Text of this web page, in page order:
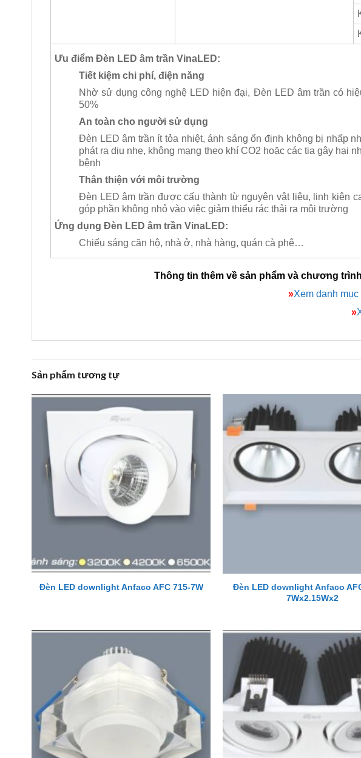
Ưu điểm Đèn LED âm trần VinaLED:
Tiết kiệm chi phí, điện năng
Nhờ sử dụng công nghệ LED hiện đại, Đèn LED âm trần có
50%
An toàn cho người sử dụng
Đèn LED âm trần ít tỏa nhiệt, ánh sáng ổn định không bị nhấp
phát ra dịu nhẹ, không mang theo khí CO2 hoặc các tia gây
bệnh
Thân thiện với môi trường
Đèn LED âm trần được cấu thành từ nguyên vật liệu, linh kiện
góp phần không nhỏ vào việc giảm thiểu rác thải ra môi trường
Ứng dụng Đèn LED âm trần VinaLED:
Chiếu sáng căn hộ, nhà ở, nhà hàng, quán cà phê…
Thông tin thêm về sản phẩm và chương
»Xem danh
»
Sản phẩm tương tự
Đèn LED downlight Anfaco AFC 715-7W
Đèn LED downlight Anfaco
7Wx2.15Wx2